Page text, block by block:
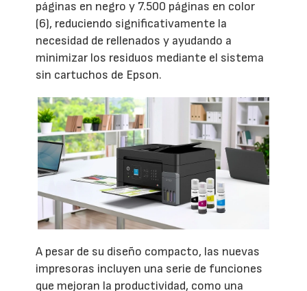
páginas en negro y 7.500 páginas en color
(6), reduciendo significativamente la
necesidad de rellenados y ayudando a
minimizar los residuos mediante el sistema
sin cartuchos de Epson.
A pesar de su diseño compacto, las nuevas
impresoras incluyen una serie de funciones
que mejoran la productividad, como una